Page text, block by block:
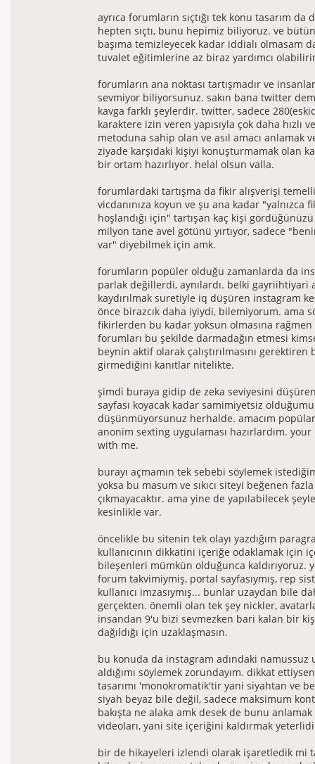
ayrıca forumların sıçtığı tek konu tasarım
hepten sıçtı, bunu hepimiz biliyoruz. ve
başıma temizleyecek kadar iddialı olmasam
tuvalet eğitimlerine az biraz yardımcı
forumların ana noktası tartışmadır ve
sevmiyor biliyorsunuz. sakın bana twitter
kavga farklı şeylerdir. twitter, sadece
karaktere izin veren yapısıyla çok daha hızlı
metoduna sahip olan ve asıl amacı anlamak
ziyade karşıdaki kişiyi konuşturmamak olan
bir ortam hazırlıyor. helal olsun valla.
forumlardaki tartışma da fikir alışverişi
vicdanınıza koyun ve şu ana kadar "yalnızca
hoşlandığı için" tartışan kaç kişi
milyon tane avel götünü yırtıyor, sadece
var" diyebilmek için amk.
forumların popüler olduğu zamanlarda da
parlak değillerdi, aynılardı. belki gayriihtiyari
kaydırılmak suretiyle iq düşüren instagram
önce birazcık daha iyiydi, bilemiyorum. ama
fikirlerden bu kadar yoksun olmasına rağmen
forumları bu şekilde darmadağın etmesi
beynin aktif olarak çalıştırılmasını gerektiren
girmediğini kanıtlar nitelikte.
şimdi buraya gidip de zeka seviyesini
sayfası koyacak kadar samimiyetsiz olduğumu
düşünmüyorsunuz herhalde. amacım
anonim sexting uygulaması hazırlardım.
with me.
burayı açmamın tek sebebi söylemek
yoksa bu masum ve sıkıcı siteyi beğenen
çıkmayacaktır. ama yine de yapılabilecek
kesinlikle var.
öncelikle bu sitenin tek olayı yazdığım
kullanıcının dikkatini içeriğe odaklamak için
bileşenleri mümkün olduğunca kaldırıyoruz.
forum takvimiymiş, portal sayfasıymış, rep
kullanıcı imzasıymış... bunlar uzaydan bile
gerçekten. önemli olan tek şey nickler,
insandan 9'u bizi sevmezken bari kalan bir
dağıldığı için uzaklaşmasın.
bu konuda da instagram adındaki namussuz
aldığımı söylemek zorundayım. dikkat
tasarımı 'monokromatik'tir yani siyahtan ve
siyah beyaz bile değil, sadece maksimum
bakışta ne alaka amk desek de bunu
videoları, yani site içeriğini kaldırmak
bir de hikayeleri izlendi olarak işaretledik mi